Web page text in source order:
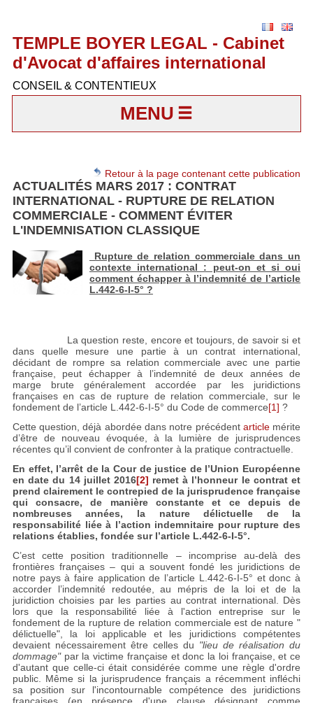
TEMPLE BOYER LEGAL - Cabinet
d'Avocat d'affaires international
CONSEIL & CONTENTIEUX
MENU
Retour à la page contenant cette publication
ACTUALITÉS MARS 2017 : CONTRAT
INTERNATIONAL - RUPTURE DE RELATION
COMMERCIALE - COMMENT ÉVITER
L'INDEMNISATION CLASSIQUE
Rupture de relation commerciale dans un
contexte international : peut-on et si oui
comment échapper à l’indemnité de l’article
L.442-6-I-5° ?
La question reste, encore et toujours, de savoir si et
dans quelle mesure une partie à un contrat international,
décidant de rompre sa relation commerciale avec une partie
française, peut échapper à l’indemnité de deux années de
marge brute généralement accordée par les juridictions
françaises en cas de rupture de relation commerciale, sur le
fondement de l’article L.442-6-I-5° du Code de commerce[1] ?
Cette question, déjà abordée dans notre précédent articlemérite
d’être de nouveau évoquée, à la lumière de jurisprudences
récentes qu’il convient de confronter à la pratique contractuelle.
En effet, l’arrêt de la Cour de justice de l’Union Européenne
en date du 14 juillet 2016[2] remet à l’honneur le contrat et
prend clairement le contrepied de la jurisprudence française
qui consacre, de manière constante et ce depuis de
nombreuses années, la nature délictuelle de la
responsabilité liée à l’action indemnitaire pour rupture des
relations établies, fondée sur l’article L.442-6-I-5°.
C’est cette position traditionnelle – incomprise au-delà des
frontières françaises – qui a souvent fondé les juridictions de
notre pays à faire application de l’article L.442-6-I-5° et donc à
accorder l’indemnité redoutée, au mépris de la loi et de la
juridiction choisies par les parties au contrat international. Dès
lors que la responsabilité liée à l'action entreprise sur le
fondement de la rupture de relation commerciale est de nature "
délictuelle", la loi applicable et les juridictions compétentes
devaient nécessairement être celles du "lieu de réalisation du
dommage"par la victime française et donc la loi française, et ce
d'autant que celle-ci était considérée comme une règle d'ordre
public. Même si la jurisprudence français a récemment infléchi
sa position sur l'incontournable compétence des juridictions